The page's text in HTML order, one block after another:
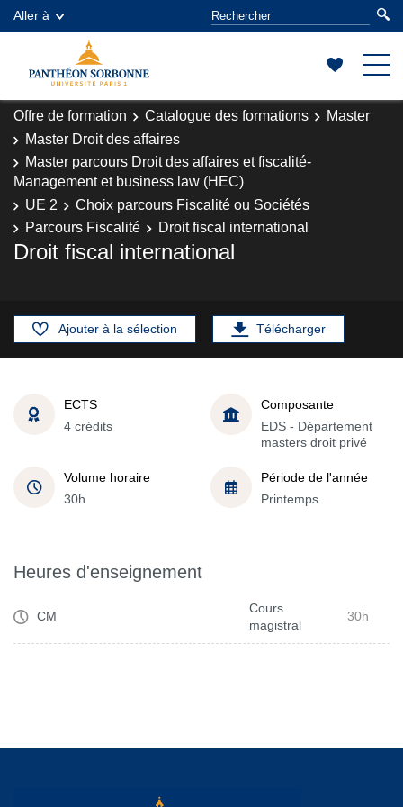
Aller à
Offre de formation Catalogue des formations
Master
Master Droit des affaires
Master parcours Droit des affaires et fiscalité-
Management et business law (HEC)
UE 2
Choix parcours Fiscalité ou Sociétés
Parcours Fiscalité
Droit fiscal international
Droit fiscal international
Ajouter à la sélection Télécharger
ECTS
4 crédits
Composante
EDS - Département
masters droit privé
Volume horaire
30h
Période de l'année
Printemps
Heures d'enseignement
CM
Cours
magistral
30h